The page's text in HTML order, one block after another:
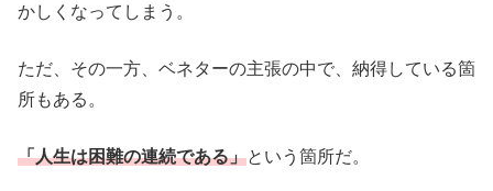
かしくなってしまう。
ただ、その一方、ベネターの主張の中で、納得している箇
所もある。
「人生は困難の連続である」という箇所だ。